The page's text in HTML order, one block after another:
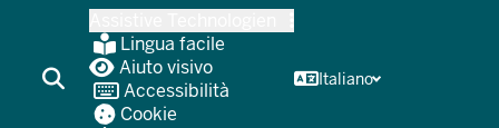
contenuto
principale
Lingua facile
Aiuto visivo
Accessibilità
Cookie
Italiano